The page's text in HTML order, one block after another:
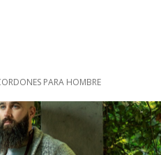
PARA HOMBRE